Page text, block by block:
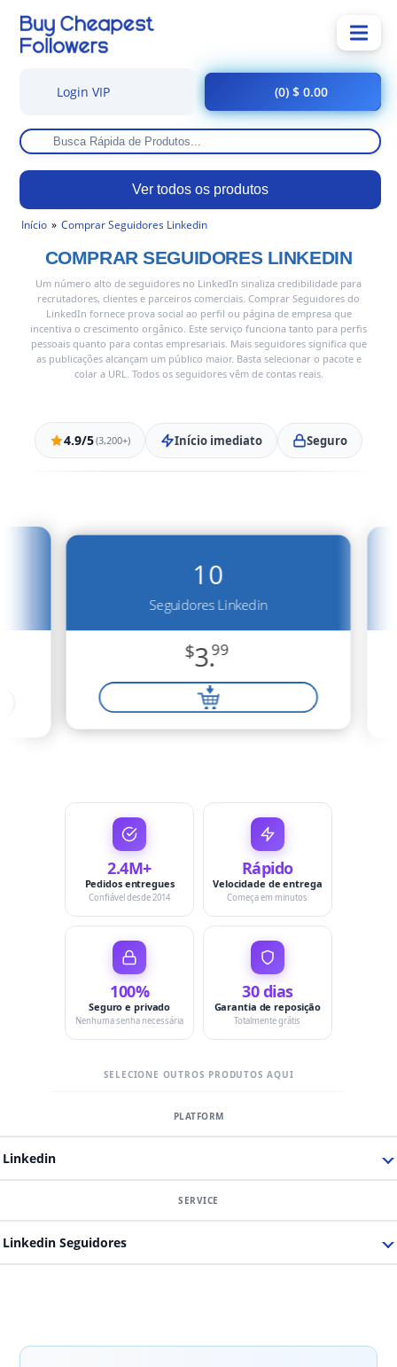
Ver todos os produtos
Login VIP (0) $ 0.00
Início Comprar Seguidores Linkedin
COMPRAR SEGUIDORES LINKEDIN
Um número alto de seguidores no LinkedIn sinaliza credibilidade para
recrutadores, clientes e parceiros comerciais. Comprar Seguidores do
LinkedIn fornece prova social ao perfil ou página de empresa que
incentiva o crescimento orgânico. Este serviço funciona tanto para perfis
pessoais quanto para contas empresariais. Mais seguidores significa que
as publicações alcançam um público maior. Basta selecionar o pacote e
colar a URL. Todos os seguidores vêm de contas reais.
4.9/5(3,200+) Início imediato Seguro
10
Seguidores Linkedin
$3.99
2.4M+
Pedidos entregues
Confiável desde 2014
Rápido
Velocidade de entrega
Começa em minutos
100%
Seguro e privado
Nenhuma senha necessária
30 dias
Garantia de reposição
Totalmente grátis
SELECIONE OUTROS PRODUTOS AQUI
Linkedin
Linkedin Seguidores